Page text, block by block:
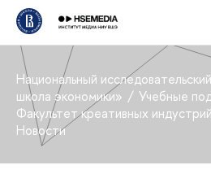
Национальный
школа экономики»
Учебные
Факультет креативных индустрий
Новости